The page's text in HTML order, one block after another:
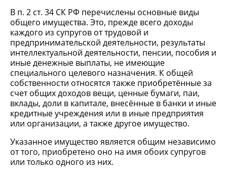
В п. 2 ст. 34 СК РФ перечислены основные виды
общего имущества. Это, прежде всего доходы
каждого из супругов от трудовой и
предпринимательской деятельности, результаты
интеллектуальной деятельности, пенсии, пособия и
иные денежные выплаты, не имеющие
специального целевого назначения. К общей
собственности относятся также приобретённые за
счет общих доходов вещи, ценные бумаги, паи,
вклады, доли в капитале, внесённые в банки и иные
кредитные учреждения или в иные предприятия
или организации, а также другое имущество.
Указанное имущество является общим независимо
от того, приобретено оно на имя обоих супругов
или только одного из них.